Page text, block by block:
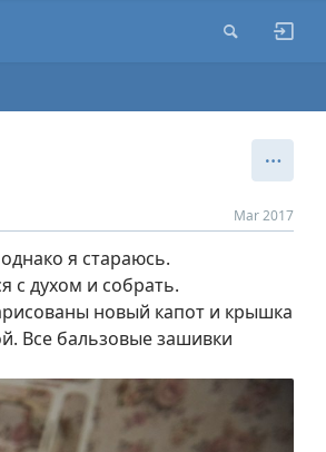
Mar 2017
я стараюсь.
с духом и собрать.
новый капот и крышка
Все бальзовые зашивки